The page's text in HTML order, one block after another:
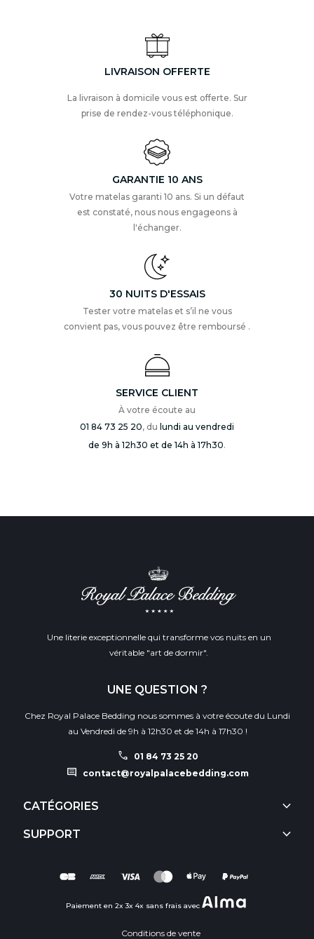
LIVRAISON OFFERTE
La livraison à domicile vous est offerte. Sur
prise de rendez-vous téléphonique.
GARANTIE 10 ANS
Votre matelas garanti 10 ans. Si un défaut
est constaté, nous nous engageons à
l'échanger.
30 NUITS D'ESSAIS
Tester votre matelas et s’il ne vous
convient pas, vous pouvez être remboursé .
SERVICE CLIENT
À votre écoute au
01 84 73 25 20, du lundi au vendredi
de 9h à 12h30 et de 14h à 17h30.
Une literie exceptionnelle qui transforme vos nuits en un
véritable "art de dormir".
UNE QUESTION ?
Chez Royal Palace Bedding nous sommes à votre écoute du Lundi
au Vendredi de 9h à 12h30 et de 14h à 17h30 !
call 01 84 73 25 20
comment contact@royalpalacebedding.com
CATÉGORIES keyboard_arrow_down
SUPPORT keyboard_arrow_down
Paiement en 2x 3x 4x sans frais avec
Conditions de vente